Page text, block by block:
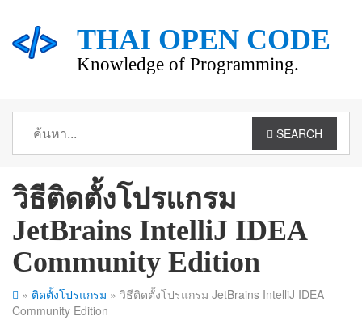
THAI OPEN CODE
Knowledge of Programming.
SEARCH
วิธีติดตั้งโปรแกรม
JetBrains IntelliJ IDEA
Community Edition
» ติดตั้งโปรแกรม » วิธีติดตั้งโปรแกรม JetBrains IntelliJ IDEA
Community Edition